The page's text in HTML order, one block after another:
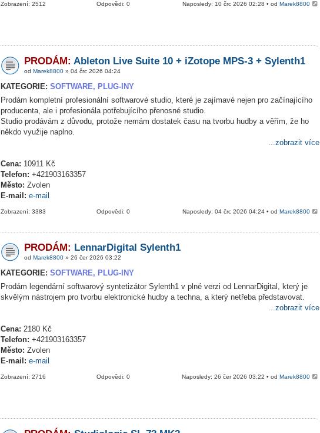
Naposledy: 10 črc 2026 02:28 • odMarek8800
Odpovědi: 0
Zobrazení: 2512
PRODÁM: Ableton Live Suite 10 + iZotope MPS-3 + Sylenth1
od Marek8800 » 04 črc 2026 04:24
KATEGORIE: SOFTWARE, PLUG-INY
Prodám kompletní profesionální softwarové studio, které je zajímavé nejen pro začínajícího
producenta, ale i profesionála potřebujícího přenosné studio.
Studio prodávám z důvodu, protože nemám dostatek času na tvorbu hudby a věřím, že ho
někdo využije naplno.
...zobrazit více
Cena: 10911 Kč
Telefon: +421903163357
Město: Zvolen
E-mail: e-mail
Naposledy: 04 črc 2026 04:24 • odMarek8800
Odpovědi: 0
Zobrazení: 3383
PRODÁM: LennarDigital Sylenth1
od Marek8800 » 26 čer 2026 03:22
KATEGORIE: SOFTWARE, PLUG-INY
Prodám legendární softwarový syntetizátor Sylenth1 v plné verzi od LennarDigital, který je
skvělým nástrojem pro tvorbu elektronické hudby a techna, a který netřeba představovat.
...zobrazit více
Cena: 2180 Kč
Telefon: +421903163357
Město: Zvolen
E-mail: e-mail
Naposledy: 26 čer 2026 03:22 • odMarek8800
Odpovědi: 0
Zobrazení: 2716